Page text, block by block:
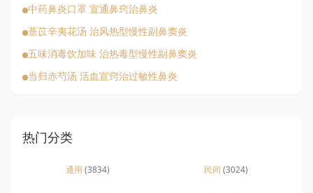
中药鼻炎口罩 宣通鼻窍治鼻炎
薏苡辛夷花汤 治风热型慢性副鼻窦炎
五味消毒饮加味 治热毒型慢性副鼻窦炎
当归赤芍汤 活血宣窍治过敏性鼻炎
热门分类
通用 (3834) 民间 (3024)